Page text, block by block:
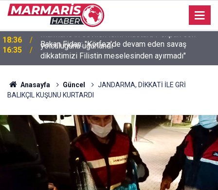
16:35
Bakan Fidan: "Körfez'de devam eden savaş
dikkatimizi Filistin meselesinden ayırmadı"
Anasayfa Güncel
JANDARMA, DİKKATİ İLE GRİ
BALIKÇIL KUŞUNU KURTARDI